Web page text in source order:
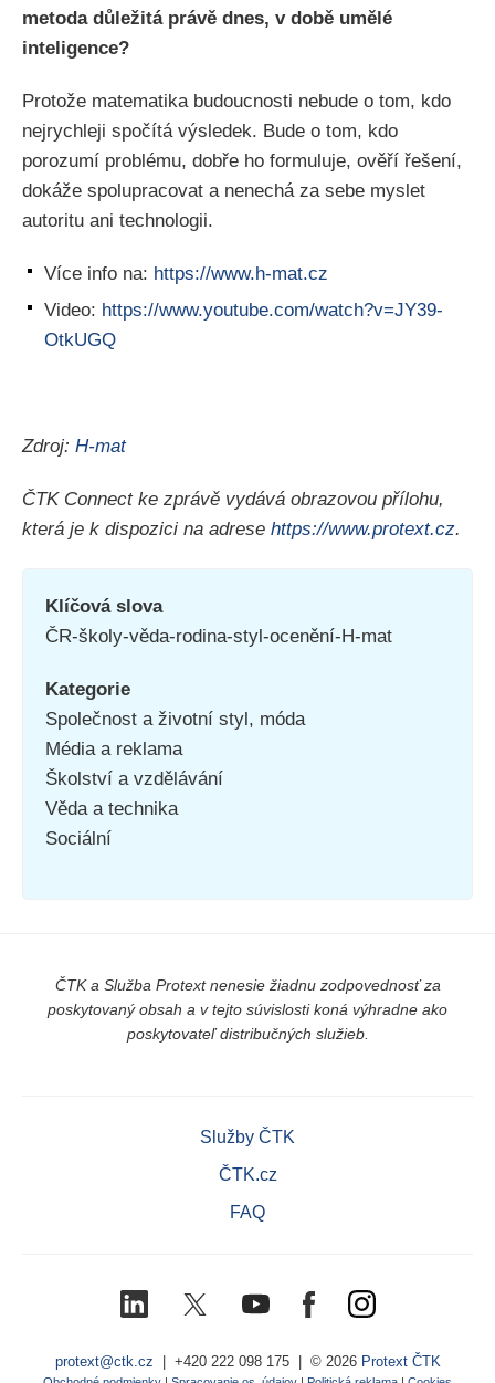
metoda důležitá právě dnes, v době umělé
inteligence?
Protože matematika budoucnosti nebude o tom, kdo
nejrychleji spočítá výsledek. Bude o tom, kdo
porozumí problému, dobře ho formuluje, ověří řešení,
dokáže spolupracovat a nenechá za sebe myslet
autoritu ani technologii.
Více info na: https://www.h-mat.cz
Video: https://www.youtube.com/watch?v=JY39-
OtkUGQ
Zdroj: H-mat
ČTK Connect ke zprávě vydává obrazovou přílohu,
která je k dispozici na adrese https://www.protext.cz.
Klíčová slova
ČR-školy-věda-rodina-styl-ocenění-H-mat
Kategorie
Společnost a životní styl, móda
Média a reklama
Školství a vzdělávání
Věda a technika
Sociální
ČTK a Služba Protext nenesie žiadnu zodpovednosť za
poskytovaný obsah a v tejto súvislosti koná výhradne ako
poskytovateľ distribučných služieb.
Služby ČTK
ČTK.cz
FAQ
LinkedIn YoutubeFacebookInstagram
protext@ctk.cz +420 222 098 175| © 2026 Protext ČTK